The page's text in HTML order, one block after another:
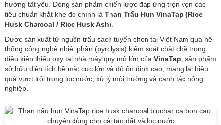
hướng tất yếu. Dòng sản phẩm chiến lược đáp ứng trọn vẹn các
tiêu chuẩn khắt khe đó chính là Than Trấu Hun VinaTap (Rice
Husk Charcoal / Rice Husk Ash)
Được sản xuất từ nguồn trấu sạch tuyển chọn tại Việt Nam qua hệ
thống công nghệ nhiệt phân (pyrolysis) kiểm soát chặt chẽ trong
điều kiện thiếu oxy tại nhà máy quy mô lớn của VinaTap , sản phẩm
sở hữu diện tích bề mặt cực lớn và độ ổn định cao, mang lại hiệu
quả vượt trội trong lọc nước, xử lý môi trường và canh tác nông
nghiệp.